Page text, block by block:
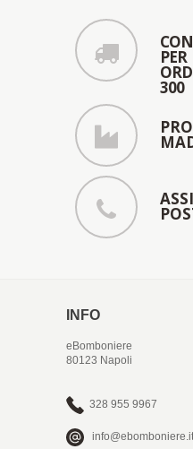
PER
300
INFO
eBomboniere
80123 Napoli
328 955 9967
info@ebomboniere.it